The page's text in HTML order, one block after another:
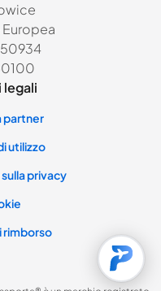
legali
partner
utilizzo
privacy
rimborso